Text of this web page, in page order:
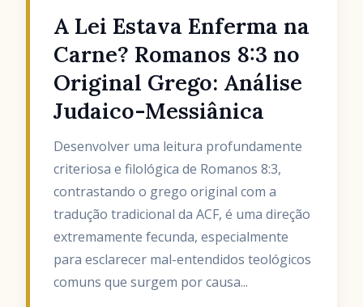
A Lei Estava Enferma na
Carne? Romanos 8:3 no
Original Grego: Análise
Judaico-Messiânica
Desenvolver uma leitura profundamente
criteriosa e filológica de Romanos 8:3,
contrastando o grego original com a
tradução tradicional da ACF, é uma direção
extremamente fecunda, especialmente
para esclarecer mal-entendidos teológicos
comuns que surgem por causa...